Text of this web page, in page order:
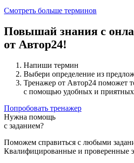
Смотреть больше терминов
Повышай знания с
от Автор24!
Напиши термин
Выбери определение из
Тренажер от Автор24 поможет
с помощью удобных и приятных
Попробовать тренажер
Нужна помощь
с заданием?
Поможем справиться с любыми
Квалифицированные и проверенные